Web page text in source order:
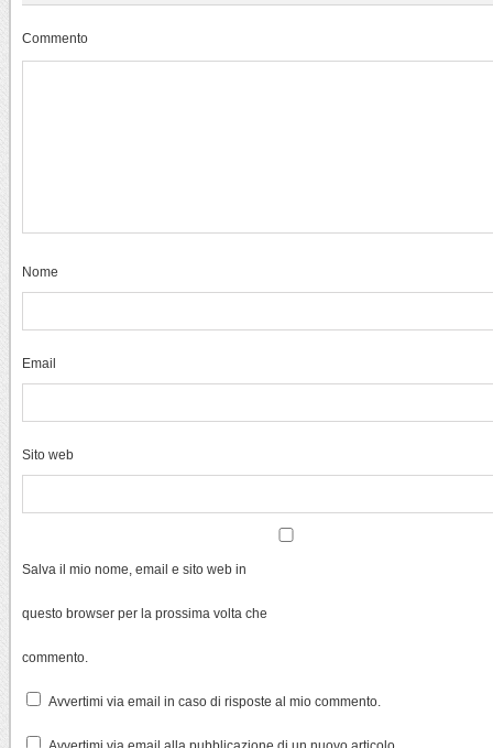
Commento
Nome
Email
Sito web
Salva il mio nome, email e sito web in
questo browser per la prossima volta che
commento.
Avvertimi via email in caso di risposte al mio commento.